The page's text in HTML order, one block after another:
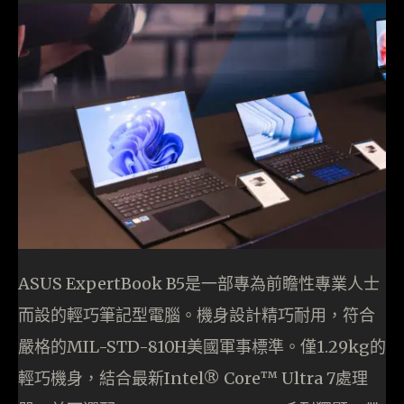
ASUS ExpertBook B5是一部專為前瞻性專業人士
而設的輕巧筆記型電腦。機身設計精巧耐用，符合
嚴格的MIL-STD-810H美國軍事標準。僅1.29kg的
輕巧機身，結合最新Intel® Core™ Ultra 7處理